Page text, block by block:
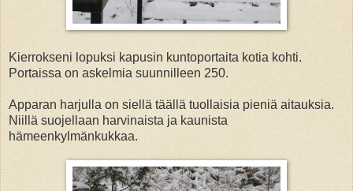
Kierrokseni lopuksi kapusin kuntoportaita kotia kohti.
Portaissa on askelmia suunnilleen 250.
Apparan harjulla on siellä täällä tuollaisia pieniä aitauksia.
Niillä suojellaan harvinaista ja kaunista
hämeenkylmänkukkaa.